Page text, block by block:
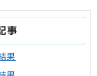
事
果